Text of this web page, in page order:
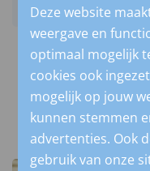
Deze website
weergave en
optimaal mogelijk
cookies ook
mogelijk op jouw
kunnen stemmen
advertenties. Ook
gebruik van onze